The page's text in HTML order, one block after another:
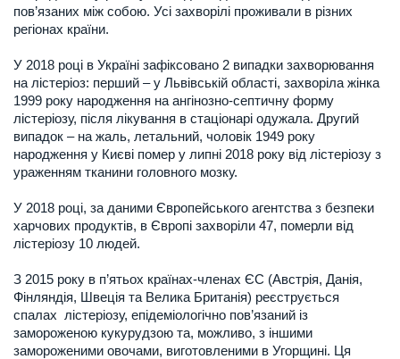
пов’язаних між собою. Усі захворілі проживали в різних
регіонах країни.
У 2018 році в Україні зафіксовано 2 випадки захворювання
на лістеріоз: перший – у Львівській області, захворіла жінка
1999 року народження на ангінозно-септичну форму
лістеріозу, після лікування в стаціонарі одужала. Другий
випадок – на жаль, летальний, чоловік 1949 року
народження у Києві помер у липні 2018 року від лістеріозу з
ураженням тканини головного мозку.
У 2018 році, за даними Європейського агентства з безпеки
харчових продуктів, в Європі захворіли 47, померли від
лістеріозу 10 людей.
З 2015 року в п’ятьох країнах-членах ЄС (Австрія, Данія,
Фінляндія, Швеція та Велика Британія) реєструється
спалах лістеріозу, епідеміологічно пов’язаний із
замороженою кукурудзою та, можливо, з іншими
замороженими овочами, виготовленими в Угорщині. Ця